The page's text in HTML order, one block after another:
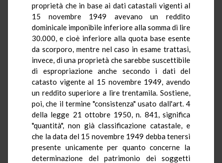
proprietà che in base ai dati catastali vigenti al
15 novembre 1949 avevano un reddito
dominicale imponibile inferiore alla somma di lire
30.000, e cioè inferiore alla quota base esente
da scorporo, mentre nel caso in esame trattasi,
invece, di una proprietà che sarebbe suscettibile
di espropriazione anche secondo i dati del
catasto vigente al 15 novembre 1949, avendo
un reddito superiore a lire trentamila. Sostiene,
poi, che il termine "consistenza" usato dall'art. 4
della legge 21 ottobre 1950, n. 841, significa
"quantità", non già classificazione catastale, e
che la data del 15 novembre 1949 debba tenersi
presente unicamente per quanto concerne la
determinazione del patrimonio dei soggetti